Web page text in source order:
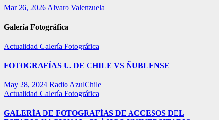
Mar 26, 2026 Alvaro Valenzuela
Galería Fotográfica
Actualidad Galería Fotográfica
FOTOGRAFÍAS U. DE CHILE VS ÑUBLENSE
May 28, 2024 Radio AzulChile
Actualidad Galería Fotográfica
GALERÍA DE FOTOGRAFÍAS DE ACCESOS DEL